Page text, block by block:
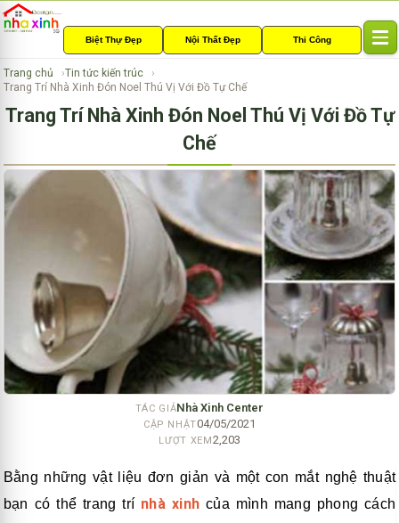
Biệt Thự Đẹp Nội Thất Đẹp Thi Công
l
a
v
i
g
a
t
i
o
n
Trang chủ
Tin tức kiến trúc
Trang Trí Nhà Xinh Đón Noel Thú Vị Với Đồ Tự Chế
Trang Trí Nhà Xinh Đón Noel Thú Vị Với Đồ Tự
Chế
TÁC GIẢNhà Xinh Center
CẬP NHẬT04/05/2021
LƯỢT XEM2,203
Bằng những vật liệu đơn giản và một con mắt nghệ thuật
bạn có thể trang trí nhà xinhcủa mình mang phong cách